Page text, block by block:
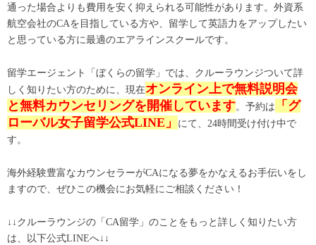
通った場合よりも費用を安く抑えられる可能性があります。外資系
航空会社のCAを目指している方や、留学して英語力をアップしたい
と思っている方に最適のエアラインスクールです。
留学エージェント「ぼくらの留学」では、クルーラウンジついて詳
しく知りたい方のために、現在オンライン上で無料説明会
と無料カウンセリングを開催しています。予約は
「グ
ローバル女子留学公式LINE」
にて、24時間受け付け中で
す。
海外経験豊富なカウンセラーがCAになる夢をかなえるお手伝いをし
ますので、ぜひこの機会にお気軽にご相談ください！
↓↓クルーラウンジの「CA留学」のことをもっと詳しく知りたい方
は、以下公式LINEへ↓↓